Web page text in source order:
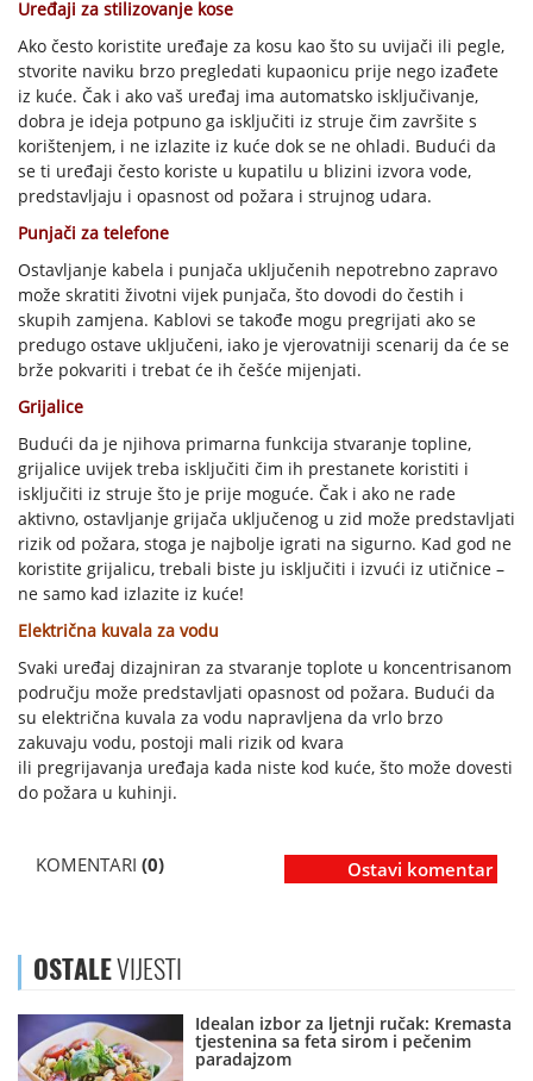
Uređaji za stilizovanje kose
Ako često koristite uređaje za kosu kao što su uvijači ili pegle,
stvorite naviku brzo pregledati kupaonicu prije nego izađete
iz kuće. Čak i ako vaš uređaj ima automatsko isključivanje,
dobra je ideja potpuno ga isključiti iz struje čim završite s
korištenjem, i ne izlazite iz kuće dok se ne ohladi. Budući da
se ti uređaji često koriste u kupatilu u blizini izvora vode,
predstavljaju i opasnost od požara i strujnog udara.
Punjači za telefone
Ostavljanje kabela i punjača uključenih nepotrebno zapravo
može skratiti životni vijek punjača, što dovodi do čestih i
skupih zamjena. Kablovi se takođe mogu pregrijati ako se
predugo ostave uključeni, iako je vjerovatniji scenarij da će se
brže pokvariti i trebat će ih češće mijenjati.
Grijalice
Budući da je njihova primarna funkcija stvaranje topline,
grijalice uvijek treba isključiti čim ih prestanete koristiti i
isključiti iz struje što je prije moguće. Čak i ako ne rade
aktivno, ostavljanje grijača uključenog u zid može predstavljati
rizik od požara, stoga je najbolje igrati na sigurno. Kad god ne
koristite grijalicu, trebali biste ju isključiti i izvući iz utičnice –
ne samo kad izlazite iz kuće!
Električna kuvala za vodu
Svaki uređaj dizajniran za stvaranje toplote u koncentrisanom
području može predstavljati opasnost od požara. Budući da
su električna kuvala za vodu napravljena da vrlo brzo
zakuvaju vodu, postoji mali rizik od kvara
ili pregrijavanja uređaja kada niste kod kuće, što može dovesti
do požara u kuhinji.
KOMENTARI (0) Ostavi komentar
OSTALEVIJESTI
Idealan izbor za ljetnji ručak: Kremasta
tjestenina sa feta sirom i pečenim
paradajzom